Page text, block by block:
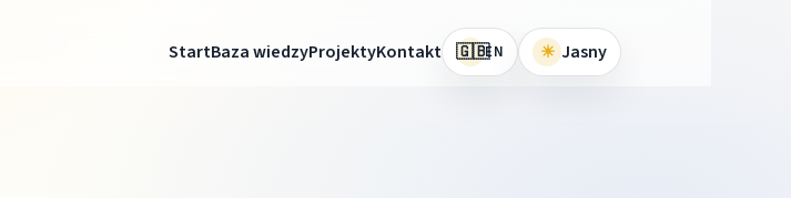
StartBaza wiedzyProjektyKontakt 🇬🇧EN ☀ Jasny